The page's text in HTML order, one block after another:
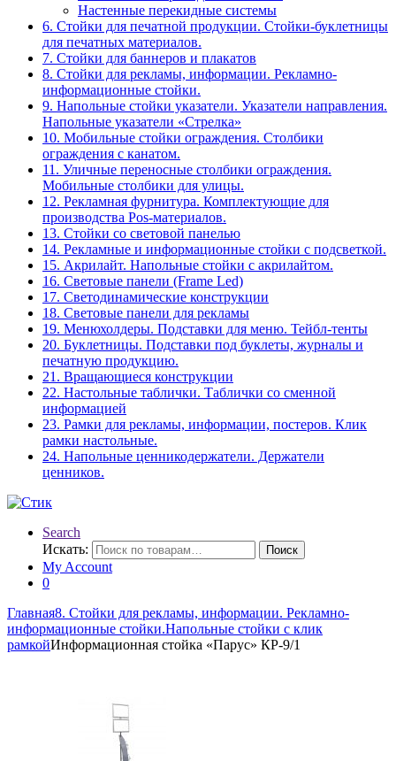
Настенные перекидные системы
6. Стойки для печатной продукции. Стойки-буклетницы
для печатных материалов.
7. Стойки для баннеров и плакатов
8. Стойки для рекламы, информации. Рекламно-
информационные стойки.
9. Напольные стойки указатели. Указатели направления.
Напольные указатели «Стрелка»
10. Мобильные стойки ограждения. Столбики
ограждения с канатом.
11. Уличные переносные столбики ограждения.
Мобильные столбики для улицы.
12. Рекламная фурнитура. Комплектующие для
производства Pos-материалов.
13. Стойки со световой панелью
14. Рекламные и информационные стойки с подсветкой.
15. Акрилайт. Напольные стойки с акрилайтом.
16. Световые панели (Frame Led)
17. Светодинамические конструкции
18. Световые панели для рекламы
19. Менюхолдеры. Подставки для меню. Тейбл-тенты
20. Буклетницы. Подставки под буклеты, журналы и
печатную продукцию.
21. Вращающиеся конструкции
22. Настольные таблички. Таблички со сменной
информацией
23. Рамки для рекламы, информации, постеров. Клик
рамки настольные.
24. Напольные ценникодержатели. Держатели
ценников.
Search
Искать:
Поиск
My Account
0
Главная8. Стойки для рекламы, информации. Рекламно-
информационные стойки.Напольные стойки с клик
рамкойИнформационная стойка «Парус» КР-9/1